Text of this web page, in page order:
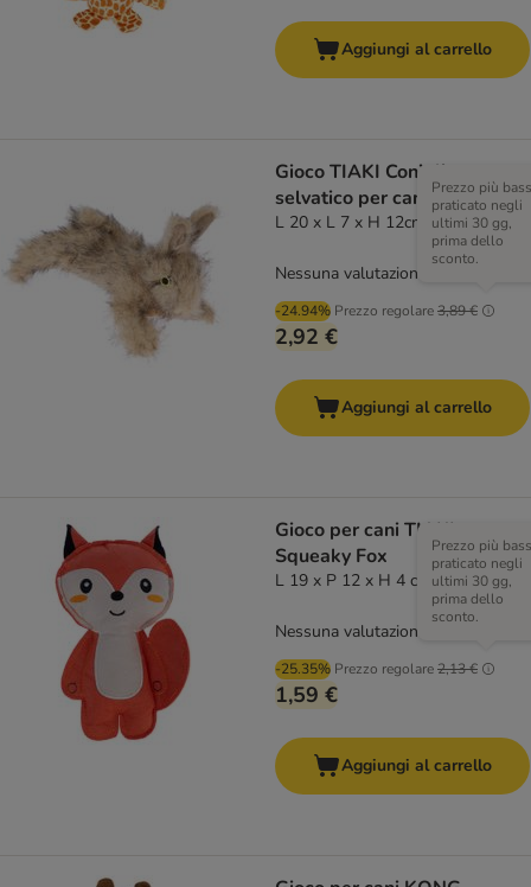
Aggiungi al carrello
Gioco TIAKI Coniglio
selvatico per cani
L 20 x L 7 x H 12cm
-24.94% Prezzo regolare3,89 €
Prezzo più
praticato negli
ultimi 30 gg,
prima dello
sconto.
2,92 €
Nessuna valutazione
Aggiungi al carrello
Gioco per cani TIAKI
Squeaky Fox
L 19 x P 12 x H 4 cm
-25.35% Prezzo regolare2,13 €
Prezzo più
praticato negli
ultimi 30 gg,
prima dello
sconto.
1,59 €
Nessuna valutazione
Aggiungi al carrello